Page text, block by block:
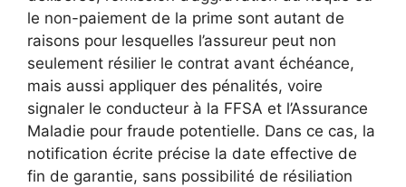
le non-paiement de la prime sont autant de
raisons pour lesquelles l’assureur peut non
seulement résilier le contrat avant échéance,
mais aussi appliquer des pénalités, voire
signaler le conducteur à la FFSA et l’Assurance
Maladie pour fraude potentielle. Dans ce cas, la
notification écrite précise la date effective de
fin de garantie, sans possibilité de résiliation